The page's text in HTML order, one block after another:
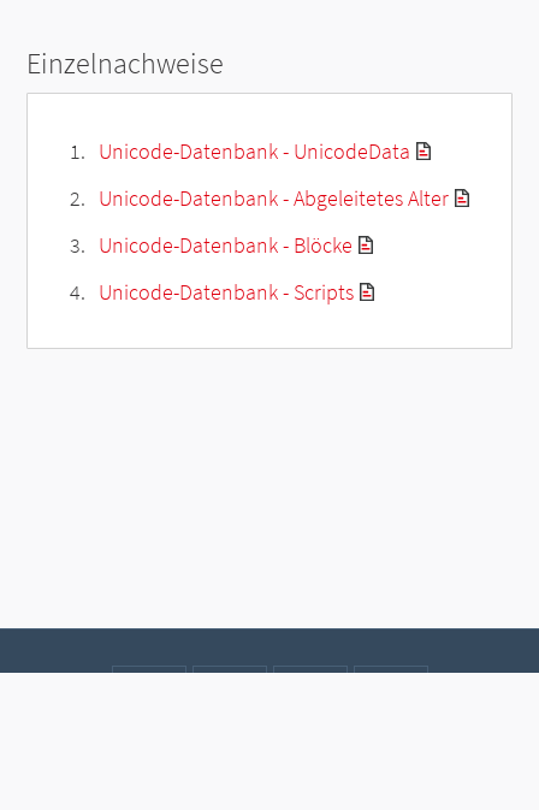
Einzelnachweise
Unicode-Datenbank - UnicodeData
Unicode-Datenbank - Abgeleitetes Alter
Unicode-Datenbank - Blöcke
Unicode-Datenbank - Scripts